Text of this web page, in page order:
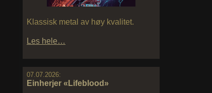
Klassisk metal av høy kvalitet.
Les hele…
07.07.2026:
Einherjer «Lifeblood»